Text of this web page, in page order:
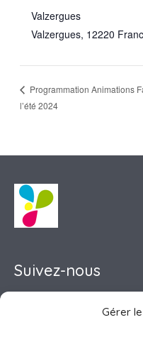
Gérer
Valzergues
Valzergues, 12220
Programmation Animations
l’été 2024
Suivez-nous